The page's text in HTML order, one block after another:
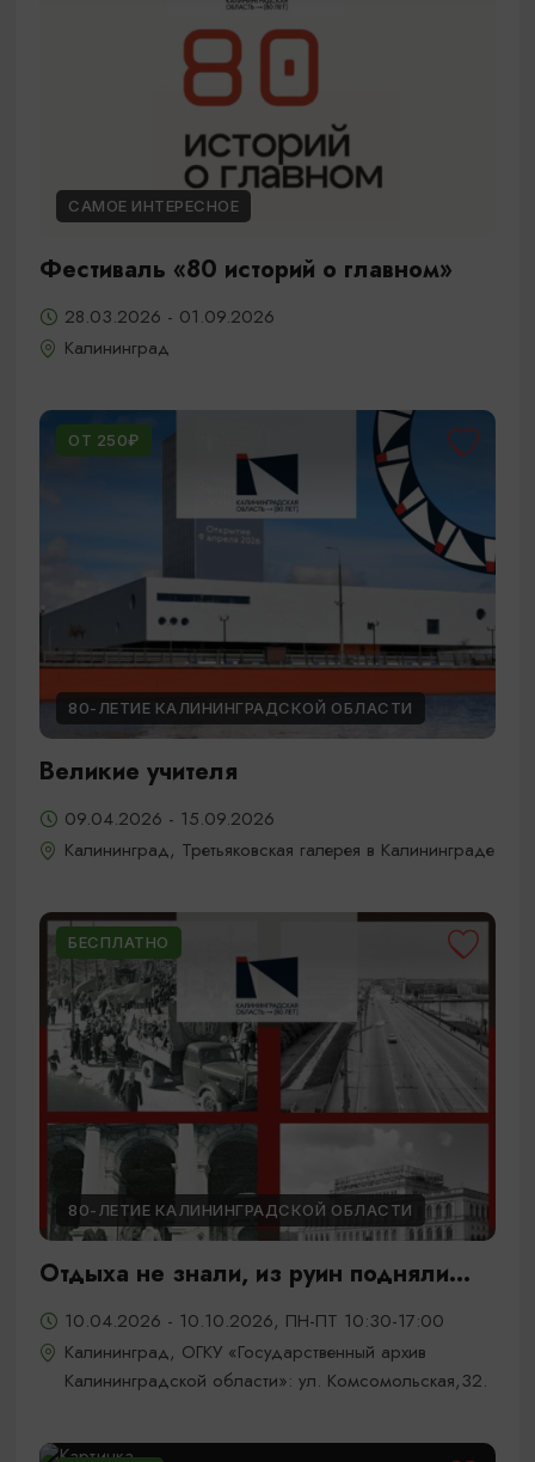
САМОЕ ИНТЕРЕСНОЕ
Фестиваль «80 историй о главном»
28.03.2026 - 01.09.2026
Калининград
ОТ 250₽
80-ЛЕТИЕ КАЛИНИНГРАДСКОЙ ОБЛАСТИ
Великие учителя
09.04.2026 - 15.09.2026
Калининград, Третьяковская галерея в Калининграде
БЕСПЛАТНО
80-ЛЕТИЕ КАЛИНИНГРАДСКОЙ ОБЛАСТИ
Отдыха не знали, из руин подняли...
10.04.2026 - 10.10.2026, ПН-ПТ 10:30-17:00
Калининград, ОГКУ «Государственный архив
Калининградской области»: ул. Комсомольская,32.